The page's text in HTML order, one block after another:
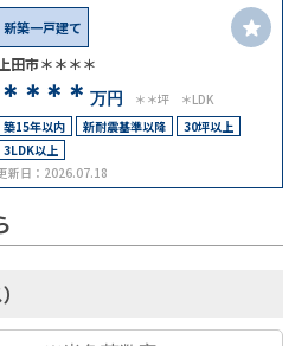
新築一戸建て
上田市＊＊＊＊
＊＊＊＊ 万円 ＊＊坪
＊LDK
築15年以内
新耐震基準以降
30坪以上
3LDK以上
新日：2026.07.18